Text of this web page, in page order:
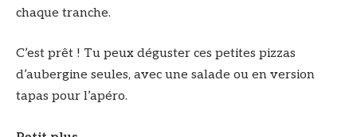
chaque tranche.
C’est prêt ! Tu peux déguster ces petites pizzas
d’aubergine seules, avec une salade ou en version
tapas pour l’apéro.